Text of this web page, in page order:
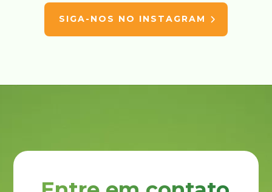
SIGA-NOS NO INSTAGRAM